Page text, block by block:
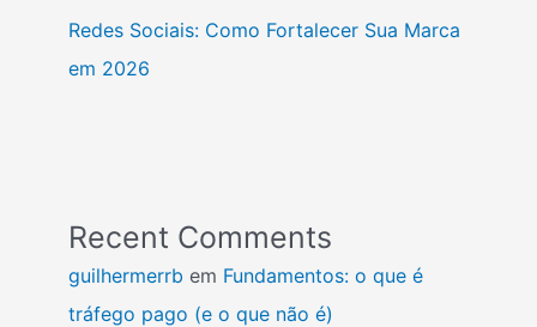
Redes Sociais: Como Fortalecer Sua Marca
em 2026
Recent Comments
guilhermerrb em Fundamentos: o que é
tráfego pago (e o que não é)